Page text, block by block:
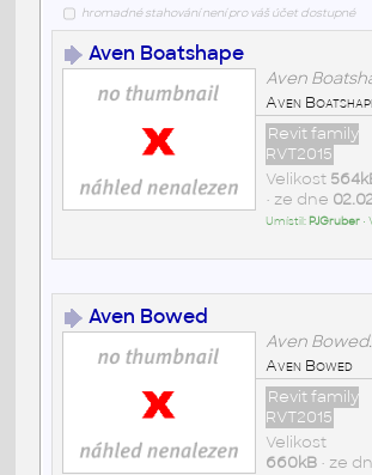
hromadné stahování není pro váš účet dostupné
Aven Boatshape
Aven
Aven
Revit family
RVT2015
Velikost
• ze dne
Umístil: PJGruber•
Aven Bowed
Aven
Aven Bowed
Revit family
RVT2015
Velikost
660kB• ze